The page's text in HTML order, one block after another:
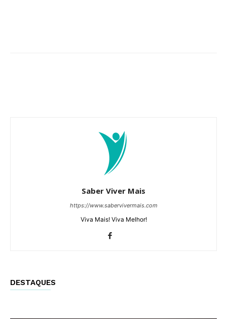
Saber Viver Mais
https://www.sabervivermais.com
Viva Mais! Viva Melhor!
DESTAQUES